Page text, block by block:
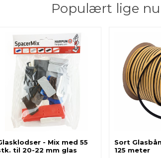
Populært lige nu
- Mix med 55
til 20-22 mm glas
Sort
125 meter